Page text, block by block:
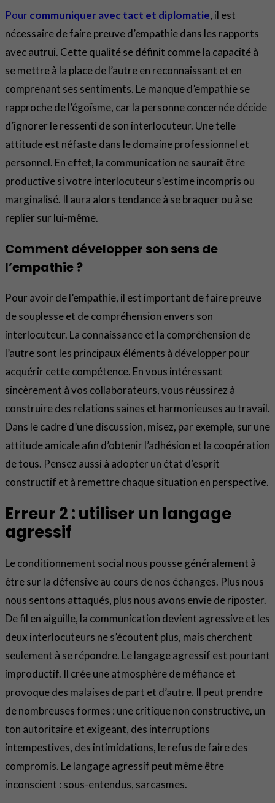
Pour communiquer avec tact et diplomatie, il est
nécessaire de faire preuve d’empathie dans les rapports
avec autrui. Cette qualité se définit comme la capacité à
se mettre à la place de l’autre en reconnaissant et en
comprenant ses sentiments. Le manque d’empathie se
rapproche de l’égoïsme, car la personne concernée décide
d’ignorer le ressenti de son interlocuteur. Une telle
attitude est néfaste dans le domaine professionnel et
personnel. En effet, la communication ne saurait être
productive si votre interlocuteur s’estime incompris ou
marginalisé. Il aura alors tendance à se braquer ou à se
replier sur lui-même.
Comment développer son sens de
l’empathie ?
Pour avoir de l’empathie, il est important de faire preuve
de souplesse et de compréhension envers son
interlocuteur. La connaissance et la compréhension de
l’autre sont les principaux éléments à développer pour
acquérir cette compétence. En vous intéressant
sincèrement à vos collaborateurs, vous réussirez à
construire des relations saines et harmonieuses au travail.
Dans le cadre d’une discussion, misez, par exemple, sur une
attitude amicale afin d’obtenir l’adhésion et la coopération
de tous. Pensez aussi à adopter un état d’esprit
constructif et à remettre chaque situation en perspective.
Erreur 2 : utiliser un langage
agressif
Le conditionnement social nous pousse généralement à
être sur la défensive au cours de nos échanges. Plus nous
nous sentons attaqués, plus nous avons envie de riposter.
De fil en aiguille, la communication devient agressive et les
deux interlocuteurs ne s’écoutent plus, mais cherchent
seulement à se répondre. Le langage agressif est pourtant
improductif. Il crée une atmosphère de méfiance et
provoque des malaises de part et d’autre. Il peut prendre
de nombreuses formes : une critique non constructive, un
ton autoritaire et exigeant, des interruptions
intempestives, des intimidations, le refus de faire des
compromis. Le langage agressif peut même être
inconscient : sous-entendus, sarcasmes.